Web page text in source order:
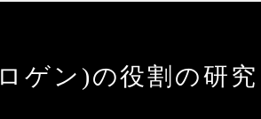
ゲン)の役割の研究